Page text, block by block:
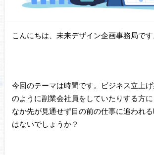
こんにちは、未来デザイン企画事務局です
今回のテーマは時間です。ビジネス立上
のように副業会社員をしていたりする方
なか先が見通せず目の前の仕事に追われ
はないでしょうか？